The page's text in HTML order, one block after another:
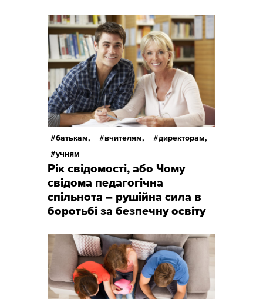
батькам, вчителям,
директорам,
учням
Рік свідомості, або Чому
свідома педагогічна
спільнота – рушійна сила в
боротьбі за безпечну освіту